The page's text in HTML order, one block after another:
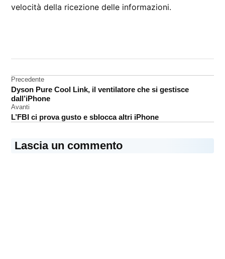
velocità della ricezione delle informazioni.
Facebook
Messenger
Navigazione
articoli
Precedente
Dyson Pure Cool Link, il ventilatore che si gestisce
dall’iPhone
Avanti
L’FBI ci prova gusto e sblocca altri iPhone
Lascia un commento